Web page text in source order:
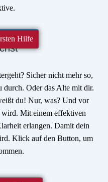
Sicher nicht mehr so,
Oder das Alte mit dir.
du! Nur, was? Und vor
wird. Mit einem effektiven
erlangen. Damit dein
Klick auf den Button, um
Hilfe